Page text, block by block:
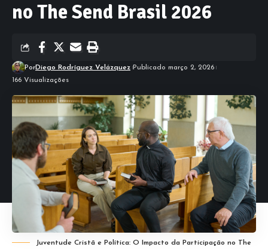
no The Send Brasil 2026
PorDiego Rodríguez Velázquez Publicado março 2, 2026
166 Visualizações
Juventude Cristã e Política: O Impacto da Participação no The